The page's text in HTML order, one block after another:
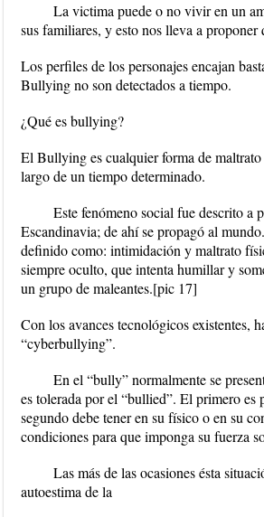
La victima puede o no vivir en un
sus familiares, y esto nos lleva a proponer
Los perfiles de los personajes encajan
Bullying no son detectados a tiempo.
¿Qué es bullying?
El Bullying es cualquier forma de
largo de un tiempo determinado.
Este fenómeno social fue descrito a
Escandinavia; de ahí se propagó al
definido como: intimidación y maltrato
siempre oculto, que intenta humillar y
un grupo de maleantes.[pic 17]
Con los avances tecnológicos existentes,
“cyberbullying”.
En el “bully” normalmente se
es tolerada por el “bullied”. El primero
segundo debe tener en su físico o en su
condiciones para que imponga su fuerza
Las más de las ocasiones ésta
autoestima de la